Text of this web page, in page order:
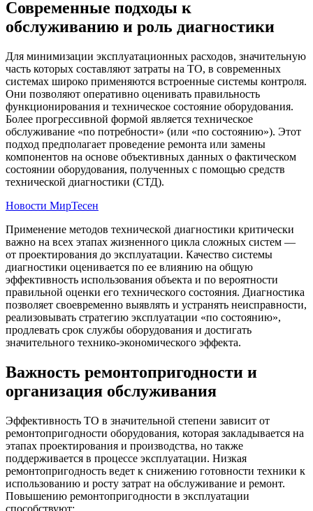
Современные подходы к
обслуживанию и роль диагностики
Для минимизации эксплуатационных расходов, значительную
часть которых составляют затраты на ТО, в современных
системах широко применяются встроенные системы контроля.
Они позволяют оперативно оценивать правильность
функционирования и техническое состояние оборудования.
Более прогрессивной формой является техническое
обслуживание «по потребности» (или «по состоянию»). Этот
подход предполагает проведение ремонта или замены
компонентов на основе объективных данных о фактическом
состоянии оборудования, полученных с помощью средств
технической диагностики (СТД).
Новости МирТесен
Применение методов технической диагностики критически
важно на всех этапах жизненного цикла сложных систем —
от проектирования до эксплуатации. Качество системы
диагностики оценивается по ее влиянию на общую
эффективность использования объекта и по вероятности
правильной оценки его технического состояния. Диагностика
позволяет своевременно выявлять и устранять неисправности,
реализовывать стратегию эксплуатации «по состоянию»,
продлевать срок службы оборудования и достигать
значительного технико-экономического эффекта.
Важность ремонтопригодности и
организация обслуживания
Эффективность ТО в значительной степени зависит от
ремонтопригодности оборудования, которая закладывается на
этапах проектирования и производства, но также
поддерживается в процессе эксплуатации. Низкая
ремонтопригодность ведет к снижению готовности техники к
использованию и росту затрат на обслуживание и ремонт.
Повышению ремонтопригодности в эксплуатации
способствуют: